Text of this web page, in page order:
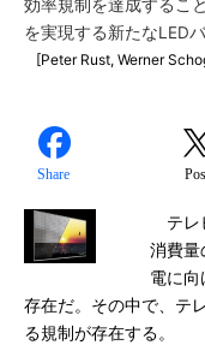
効率規制を達成するこ
を実現する新たなLED
[Peter Rust, Werner
Share
テレ
消費量
電に
存在だ。その中で、テ
る規制が存在する。